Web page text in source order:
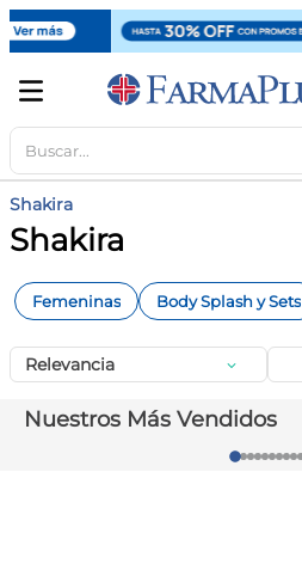
Buscar...
Shakira
Shakira
Femeninas Body Splash y Sets
Relevancia
Nuestros Más Vendidos
TÉRMINOS MÁS BUSCADOS
1.
mela b3
2.
cerave limpieza
.
loreal
5.
shampoo
7 .
ibuprofeno